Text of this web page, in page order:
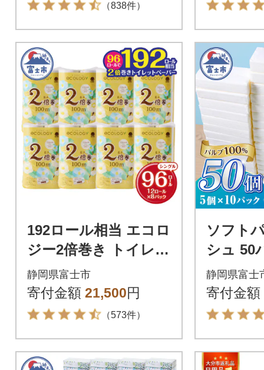
（838件）
192ロール相当 エコロ
ジー2倍巻き トイレッ
トペーパー シングル
96ロール 消臭香料 日
用品
静岡県富士市
寄付金額 21,500円
（573件）
ソフト
シュ 50
100%
シュペ
人気
静岡県富士
寄付金額